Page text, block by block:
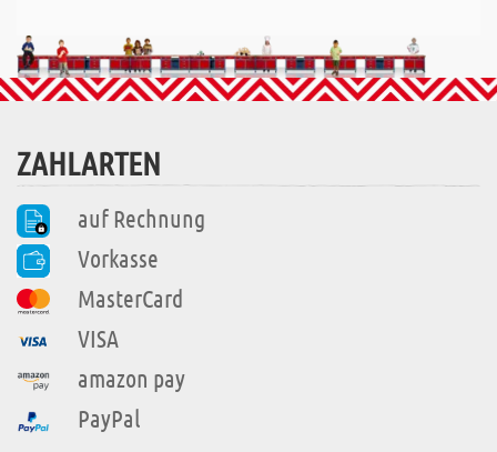
ZAHLARTEN
auf Rechnung
Vorkasse
MasterCard
VISA
amazon pay
PayPal